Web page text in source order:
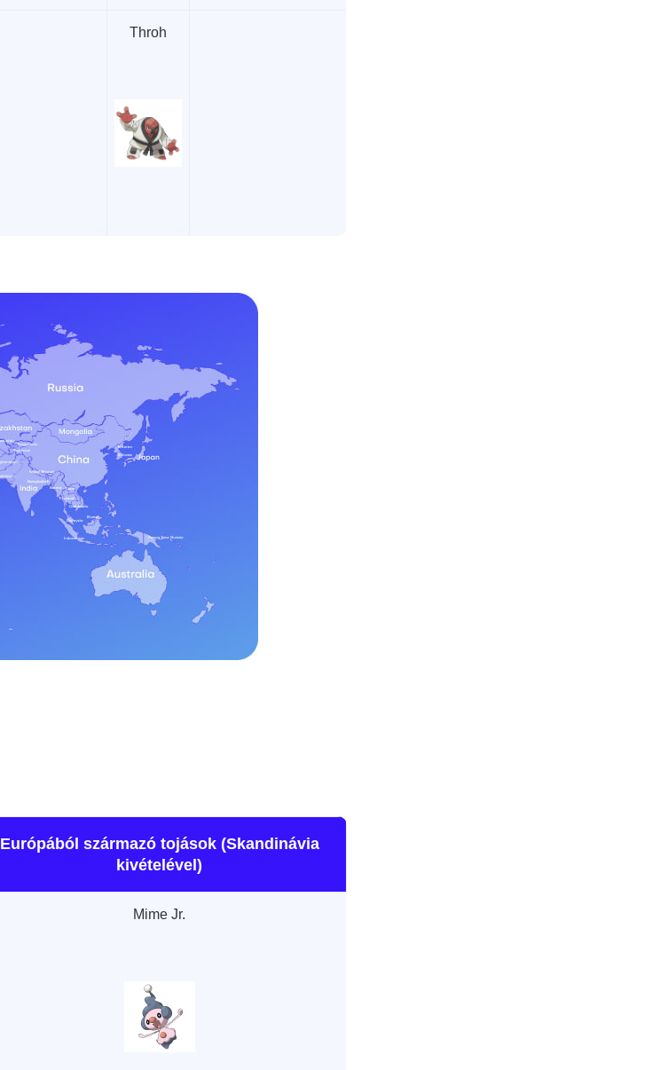
Throh
Európából származó tojások (Skandinávia
kivételével)
Mime Jr.